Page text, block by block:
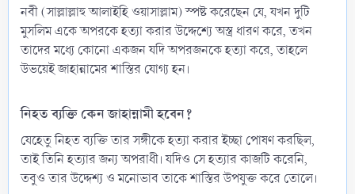
নবী (সাল্লাল্লাহু আলাইহি ওয়াসাল্লাম) স্পষ্ট করেছেন যে, যখন দুটি
মুসলিম একে অপরকে হত্যা করার উদ্দেশ্যে অস্ত্র ধারণ করে, তখন
তাদের মধ্যে কোনো একজন যদি অপরজনকে হত্যা করে, তাহলে
উভয়েই জাহান্নামের শাস্তির যোগ্য হন।
নিহত ব্যক্তি কেন জাহান্নামী হবেন?​
যেহেতু নিহত ব্যক্তি তার সঙ্গীকে হত্যা করার ইচ্ছা পোষণ করছিল,
তাই তিনি হত্যার জন্য অপরাধী। যদিও সে হত্যার কাজটি করেনি,
তবুও তার উদ্দেশ্য ও মনোভাব তাকে শাস্তির উপযুক্ত করে তোলে।